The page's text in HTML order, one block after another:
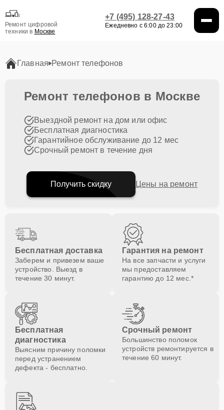
Ремонт цифровой
техники в Москве
+7 (495) 128-27-43
Ежедневно с 6:00 до 23:00
Главная Ремонт телефонов
Ремонт телефонов в Москве
Выездной ремонт на дом или офис
Бесплатная диагностика
Гарантийное обслуживание до 12 мес
Срочный ремонт в течение дня
Получить скидку Цены на ремонт
Бесплатная доставка
Заберем и привезем ваше
устройство. Выезд в
течение 30 минут.
Гарантия на ремонт
На все запчасти и услуги
мы предоставляем
гарантию до 12 мес.*
Бесплатная
диагностика
Выясним причину поломки
перед устранением
дефекта - бесплатно.
Срочный ремонт
Большинство поломок
устройств ремонтируется в
течение 60 минут.